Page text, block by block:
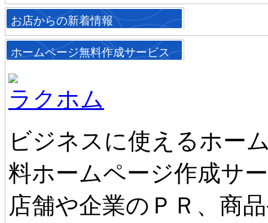
お店からの新着情報
ホームページ無料作成サービス
ラクホム
ビジネスに使えるホー
料ホームページ作成サ
店舗や企業のＰＲ、商